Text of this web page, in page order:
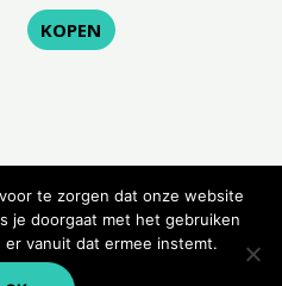
KOPEN
Kampeerwinkeltje
te zorgen dat onze website
je doorgaat met het gebruiken
vanuit dat ermee instemt.